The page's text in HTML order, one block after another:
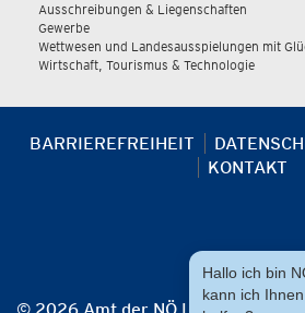
Ausschreibungen & Liegenschaften
Gewerbe
Wettwesen und Landesausspielungen mit
Wirtschaft, Tourismus & Technologie
BARRIEREFREIHEIT
KONTAKT
Hallo ich bin
kann ich